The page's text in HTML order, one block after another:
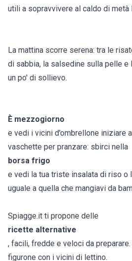
utili a sopravvivere al caldo di metà
La mattina scorre serena: tra le
di sabbia, la salsedine sulla pelle e
un po' di sollievo.
È mezzogiorno
e vedi i vicini d’ombrellone iniziare
vaschette per pranzare: sbirci nella
borsa frigo
e vedi la tua triste insalata di riso o
uguale a quella che mangiavi da
Spiagge.it ti propone delle
ricette alternative
, facili, fredde e veloci da
figurone con i vicini di lettino.